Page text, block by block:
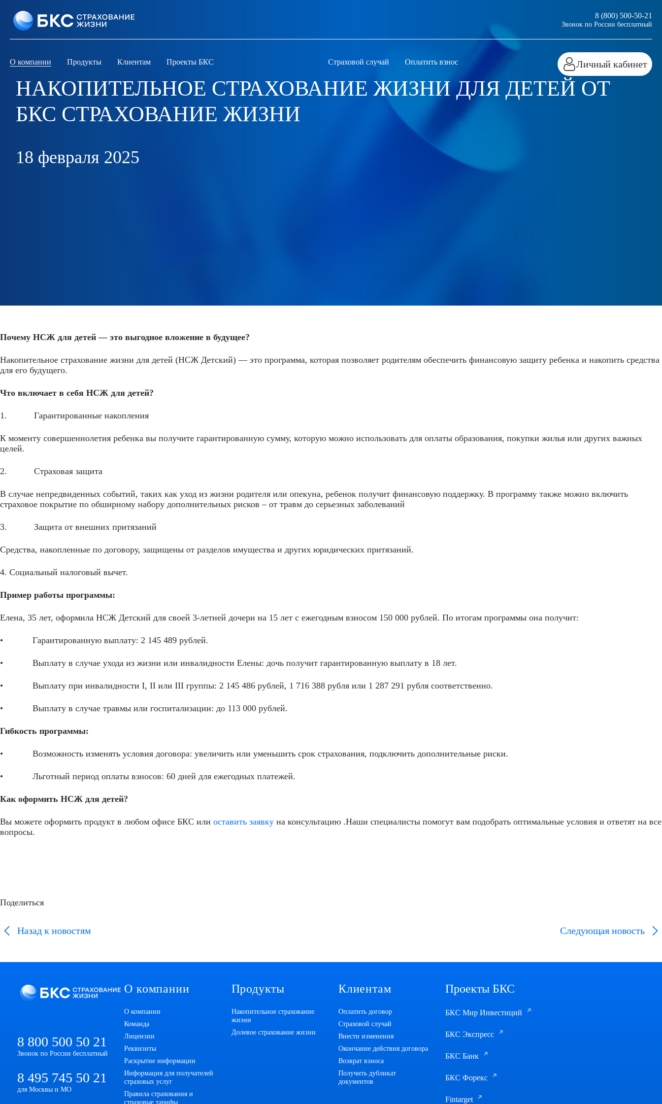
8 (800) 500-50-21
Звонок по России бесплатный
О компании Продукты Клиентам Проекты БКС Страховой случай Оплатить взнос Личный кабинет
НАКОПИТЕЛЬНОЕ СТРАХОВАНИЕ ЖИЗНИ ДЛЯ ДЕТЕЙ ОТ
БКС СТРАХОВАНИЕ ЖИЗНИ
18 февраля 2025
Почему НСЖ для детей — это выгодное вложение в будущее?
Накопительное страхование жизни для детей (НСЖ Детский) — это программа, которая позволяет родителям обеспечить финансовую защиту ребенка и накопить средства
для его будущего.
Что включает в себя НСЖ для детей?
1. Гарантированные накопления
К моменту совершеннолетия ребенка вы получите гарантированную сумму, которую можно использовать для оплаты образования, покупки жилья или других важных
целей.
2. Страховая защита
В случае непредвиденных событий, таких как уход из жизни родителя или опекуна, ребенок получит финансовую поддержку. В программу также можно включить
страховое покрытие по обширному набору дополнительных рисков – от травм до серьезных заболеваний
3. Защита от внешних притязаний
Средства, накопленные по договору, защищены от разделов имущества и других юридических притязаний.
4. Социальный налоговый вычет.
Пример работы программы:
Елена, 35 лет, оформила НСЖ Детский для своей 3-летней дочери на 15 лет с ежегодным взносом 150 000 рублей. По итогам программы она получит:
• Гарантированную выплату: 2 145 489 рублей.
• Выплату в случае ухода из жизни или инвалидности Елены: дочь получит гарантированную выплату в 18 лет.
• Выплату при инвалидности I, II или III группы: 2 145 486 рублей, 1 716 388 рубля или 1 287 291 рубля соответственно.
• Выплату в случае травмы или госпитализации: до 113 000 рублей.
Гибкость программы:
• Возможность изменять условия договора: увеличить или уменьшить срок страхования, подключить дополнительные риски.
• Льготный период оплаты взносов: 60 дней для ежегодных платежей.
Как оформить НСЖ для детей?
Вы можете оформить продукт в любом офисе БКС или оставить заявку на консультацию .Наши специалисты помогут вам подобрать оптимальные условия и ответят на все
вопросы.
Поделиться
Назад к новостям Следующая новость
8 800 500 50 21
Звонок по России бесплатный
8 495 745 50 21
для Москвы и МО
О компании
О компании
Команда
Лицензии
Реквизиты
Раскрытие информации
Информация для получателей
страховых услуг
Правила страхования и
страховые тарифы
Продукты
Накопительное страхование
жизни
Долевое страхование жизни
Клиентам
Оплатить договор
Страховой случай
Внести изменения
Окончание действия договора
Возврат взноса
Получить дубликат
документов
Проекты БКС
БКС Мир Инвестиций
БКС Экспресс
БКС Банк
БКС Форекс
Fintarget